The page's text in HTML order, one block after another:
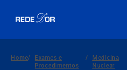
Home/
Exames e
Procedimentos
/
Medicina
Nuclear